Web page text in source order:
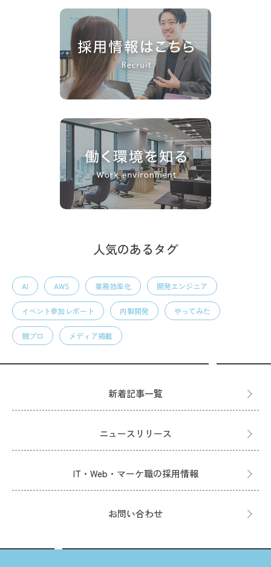
人気のあるタグ
AI AWS 業務効率化 開発エンジニア
イベント参加レポート 内製開発 やってみた
競プロ メディア掲載
新着記事一覧
ニュースリリース
IT・Web・マーケ職の採用情報
お問い合わせ